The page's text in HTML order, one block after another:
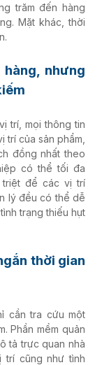
trăm đến hàng
Mặt khác, thời
nhưng
trí, mọi thông tin
của sản phẩm,
đồng nhất theo
có thể tối đa
triệt để các vị trí
lý đều có thể dễ
trạng thiếu hụt
thời gian
cần tra cứu một
Phần mềm quản
tả trực quan nhà
trí cũng như tình